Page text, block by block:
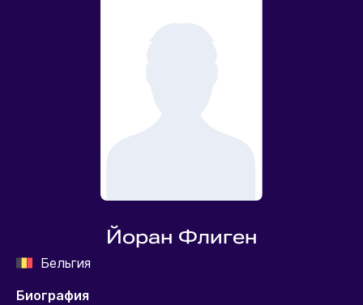
Йоран Флиген
Бельгия
Биография